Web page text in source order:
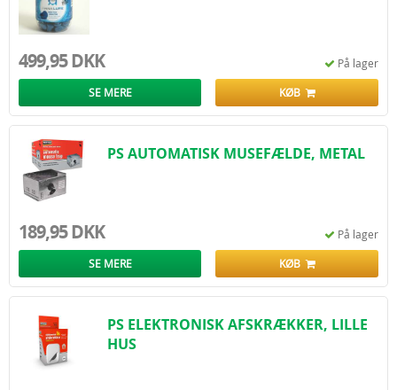
499,95 DKK På lager
SE MERE KØB
PS AUTOMATISK MUSEFÆLDE, METAL
189,95 DKK På lager
SE MERE KØB
PS ELEKTRONISK AFSKRÆKKER, LILLE
HUS